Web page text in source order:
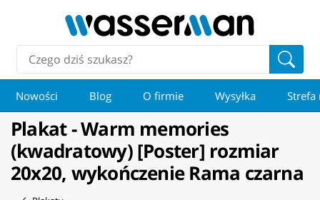
Nowości Blog O firmie Wysyłka Strefa
Plakat - Warm memories
(kwadratowy) [Poster] rozmiar
20x20, wykończenie Rama czarna